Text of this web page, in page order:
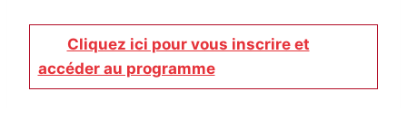
Cliquez ici pour vous inscrire et
accéder au programme